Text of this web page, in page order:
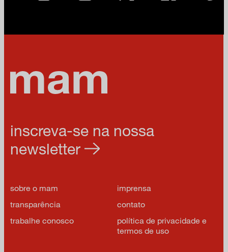
inscreva-se na nossa
newsletter
sobre o mam
imprensa
transparência
contato
trabalhe conosco
política de privacidade e
termos de uso